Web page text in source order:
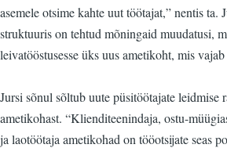
asemele otsime kahte uut töötajat,” nentis ta.
struktuuris on tehtud mõningaid muudatusi,
leivatööstusesse üks uus ametikoht, mis
Jursi sõnul sõltub uute püsitöötajate leidmise
ametikohast. “Klienditeenindaja, ostu-
ja laotöötaja ametikohad on tööotsijate seas